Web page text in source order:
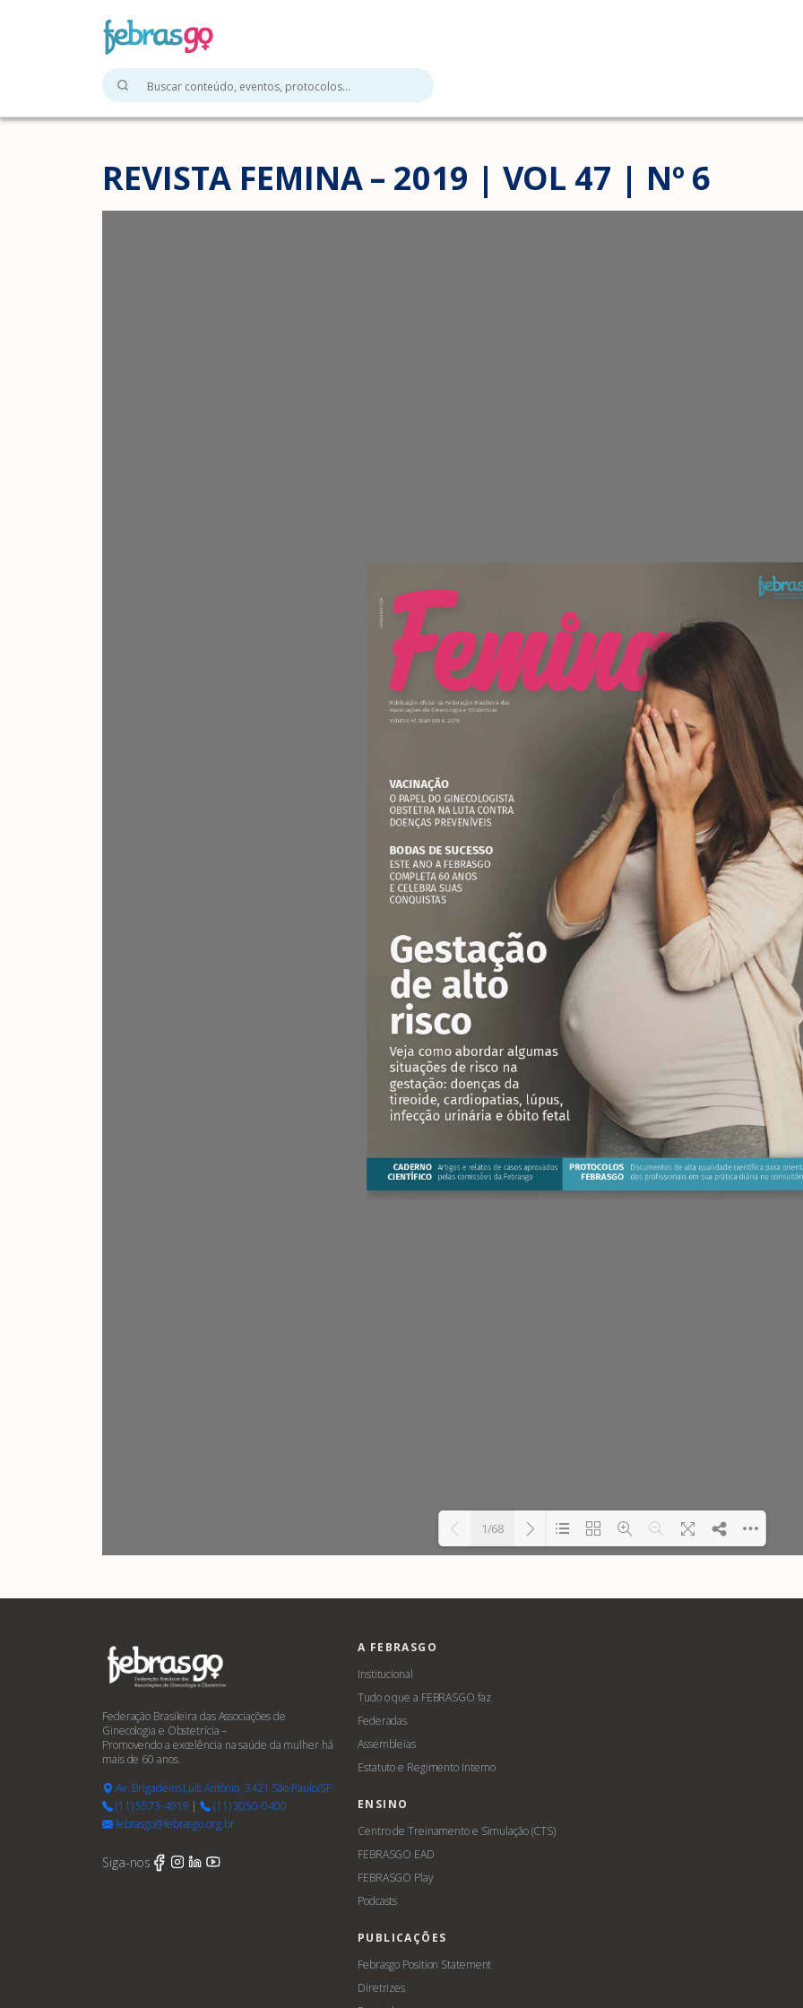
REVISTA FEMINA – 2019 | VOL 47 | Nº 6
1/68
Federação Brasileira das Associações de
Ginecologia e Obstetrícia –
Promovendo a excelência na saúde da mulher há
mais de 60 anos.
Av. Brigadeiro Luís Antônio, 3421 São Paulo/SP
(11) 5573-4919 |
(11) 3050-0400
febrasgo@febrasgo.org.br
Siga-nos
A FEBRASGO
Institucional
Tudo o que a FEBRASGO faz
Federadas
Assembleias
Estatuto e Regimento Interno
ENSINO
Centro de Treinamento e Simulação (CTS)
FEBRASGO EAD
FEBRASGO Play
Podcasts
PUBLICAÇÕES
Febrasgo Position Statement
Diretrizes